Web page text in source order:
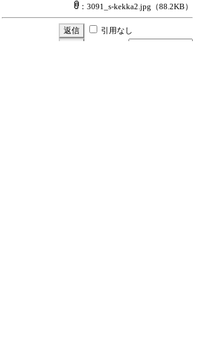
：3091_s-kekka2.jpg （88.2KB）
引用なし